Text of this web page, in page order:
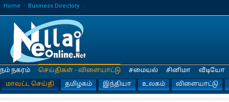
Home Business Directory
நம் நகரம்
செய்திகள் - விளையாட்டு
மாவட்ட செய்தி
தமிழகம் இந்தியா உலகம் விளையாட்டு
சமையல் சினிமா வீடியோ